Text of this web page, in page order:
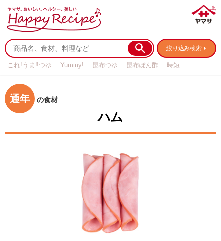
絞り込み検索
これ!うま!!つゆ Yummy! 昆布つゆ 昆布ぽん酢
時短
通年 の食材
ハム